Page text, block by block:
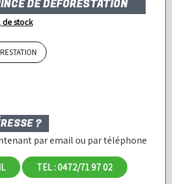
DE DÉFORESTATION
de stock
?
par email ou par téléphone
TEL : 0472/71 97 02